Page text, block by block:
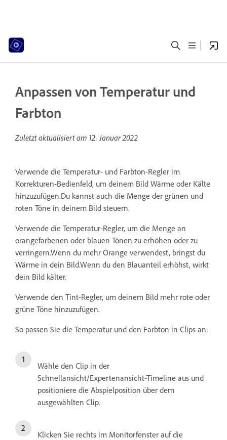
Anpassen von Temperatur und
Farbton
Zuletzt aktualisiert am 12. Januar 2022
Verwende die Temperatur- und Farbton-Regler im
Korrekturen-Bedienfeld, um deinem Bild Wärme oder Kälte
hinzuzufügen.Du kannst auch die Menge der grünen und
roten Töne in deinem Bild steuern.
Verwende die Temperatur-Regler, um die Menge an
orangefarbenen oder blauen Tönen zu erhöhen oder zu
verringern.Wenn du mehr Orange verwendest, bringst du
Wärme in dein Bild.Wenn du den Blauanteil erhöhst, wirkt
dein Bild kälter.
Verwende den Tint-Regler, um deinem Bild mehr rote oder
grüne Töne hinzuzufügen.
So passen Sie die Temperatur und den Farbton in Clips an:
Wähle den Clip in der
Schnellansicht/Expertenansicht-Timeline aus und
positioniere die Abspielposition über dem
ausgewählten Clip.
Klicken Sie rechts im Monitorfenster auf die